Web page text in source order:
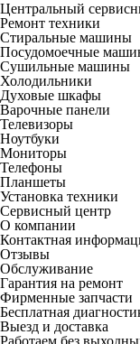
Центральный
Ремонт техники
Стиральные машины
Посудомоечные
Сушильные машины
Холодильники
Духовые шкафы
Варочные панели
Телевизоры
Ноутбуки
Мониторы
Телефоны
Планшеты
Установка техники
Сервисный центр
О компании
Контактная
Отзывы
Обслуживание
Гарантия на ремонт
Фирменные запчасти
Бесплатная
Выезд и доставка
Работаем без